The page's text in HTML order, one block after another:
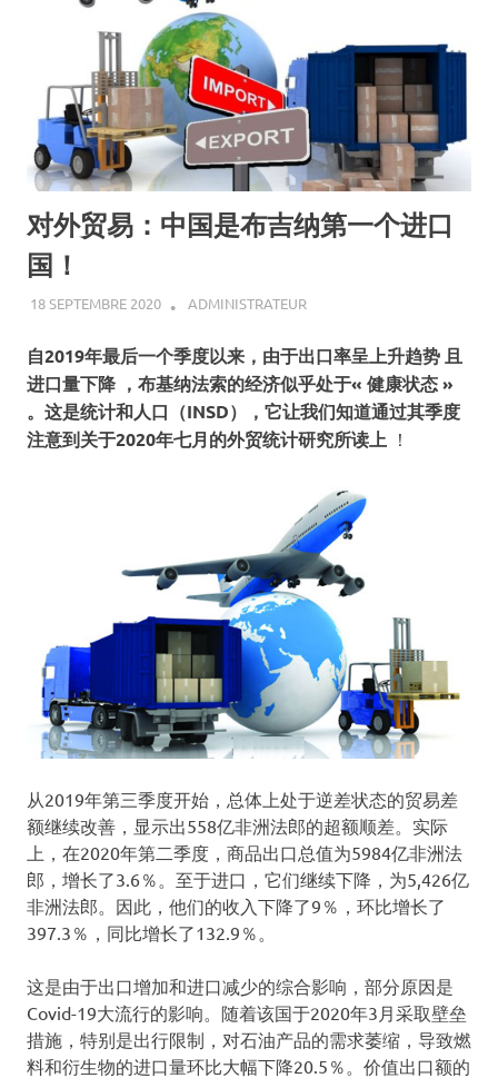
对外贸易：中国是布吉纳第一个进口
国！
18 SEPTEMBRE 2020 ADMINISTRATEURACTUALITÉ
自2019年最后一个季度以来，由于出口率呈上升趋势 且
进口量下降 ，布基纳法索的经济似乎处于« 健康状态 »
。 这是统计和人口（INSD），它让我们知道通过其季度
注意到关于2020年七月的外贸统计研究所读上 ！
从2019年第三季度开始，总体上处于逆差状态的贸易差
额继续改善，显示出558亿非洲法郎的超额顺差。实际
上，在2020年第二季度，商品出口总值为5984亿非洲法
郎，增长了3.6％。至于进口，它们继续下降，为5,426亿
非洲法郎。因此，他们的收入下降了9％，环比增长了
397.3％，同比增长了132.9％。
这是由于出口增加和进口减少的综合影响，部分原因是
Covid-19大流行的影响。随着该国于2020年3月采取壁垒
措施，特别是出行限制，对石油产品的需求萎缩，导致燃
料和衍生物的进口量环比大幅下降20.5％。价值出口额的